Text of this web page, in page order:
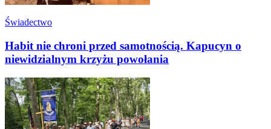
Świadectwo
Habit nie chroni przed samotnością. Kapucyn o
niewidzialnym krzyżu powołania